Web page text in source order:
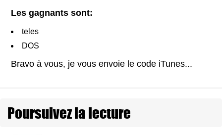
Les gagnants sont:
teles
DOS
Bravo à vous, je vous envoie le code iTunes...
Poursuivez la lecture